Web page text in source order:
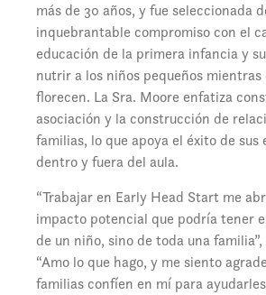
más de 30 años, y fue seleccionada
inquebrantable compromiso con el
educación de la primera infancia y
nutrir a los niños pequeños
florecen. La Sra. Moore enfatiza
asociación y la construcción de
familias, lo que apoya el éxito de sus
dentro y fuera del aula.
“Trabajar en Early Head Start me
impacto potencial que podría tener
de un niño, sino de toda una
“Amo lo que hago, y me siento
familias confíen en mí para